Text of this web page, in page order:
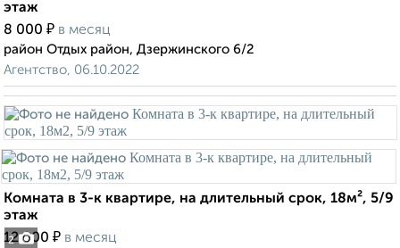
этаж
8 000 ₽ в месяц
район Отдых район, Дзержинского 6/2
Агентство, 06.10.2022
2
Комната в 3-к квартире, на длительный срок, 18м², 5/9
этаж
12 000 ₽ в месяц